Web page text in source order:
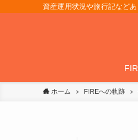
資産運用状況や旅行記など
ホーム FIREへの軌跡